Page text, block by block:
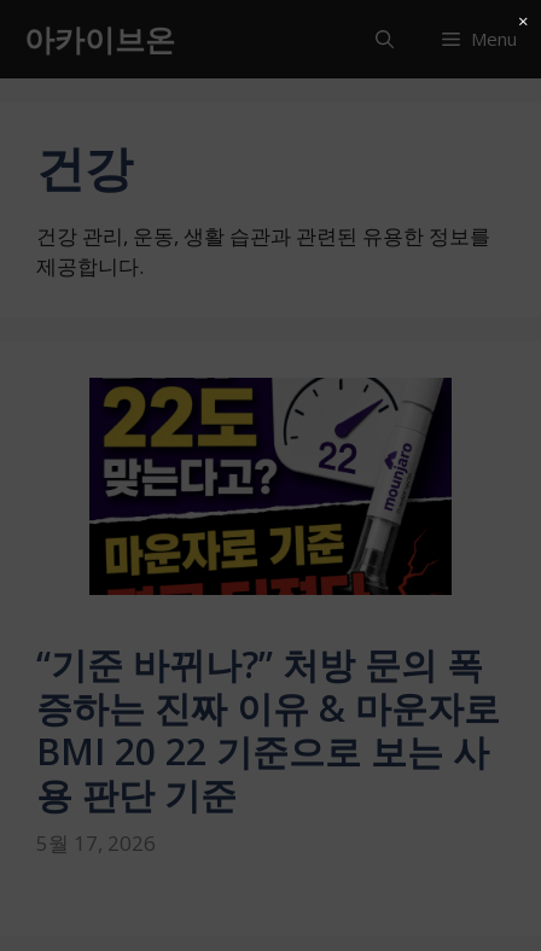
츠
아카이브온 Menu
건강
건강 관리, 운동, 생활 습관과 관련된 유용한 정보를
제공합니다.
“기준 바뀌나?” 처방 문의 폭
증하는 진짜 이유 & 마운자로
BMI 20 22 기준으로 보는 사
용 판단 기준
5월 17, 2026
×